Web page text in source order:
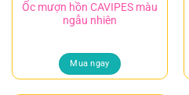
Ốc mượn hồn CAVIPES màu
ngẫu nhiên
Mua ngay